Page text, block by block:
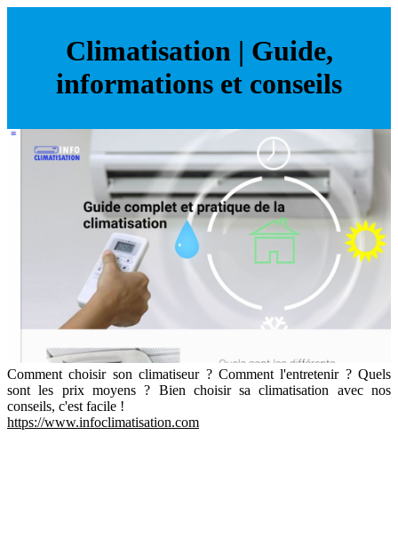
Climatisation | Guide,
informations et conseils
Comment choisir son climatiseur ? Comment l'entretenir ? Quels
sont les prix moyens ? Bien choisir sa climatisation avec nos
conseils, c'est facile !
https://www.infoclimatisation.com